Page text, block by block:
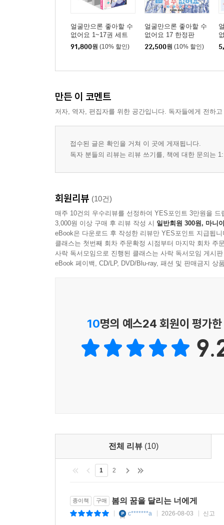
얼굴만으론 좋아할 수
없어요 1~17권 세트
91,800원 (10% 할인)
얼굴만으론 좋아할 수
없어요 17 한정판
22,500원 (10% 할인)
만든 이 코멘트
저자, 역자, 편집자를 위한 공간입니다. 독자들에게 전하
접수된 글은 확인을 거쳐 이 곳에 게재됩니다.
독자 분들의 리뷰는 리뷰 쓰기를, 책에 대한 문의는
회원리뷰 (10건)
매주 10건의 우수리뷰를 선정하여 YES포인트 3만원을 드
3,000원 이상 구매 후 리뷰 작성 시 일반회원 300원, 마니
eBook은 다운로드 후 작성한 리뷰만 YES포인트 지급됩니
클래스는 첫번째 회차 주문확정 시점부터 마지막 회차 주
사락 독서모임으로 진행된 클래스는 사락 독서모임 게시
eBook 페이백, CD/LP, DVD/Blu-ray, 패션 및 판매금지 상
10명의 예스24 회원이 평가
전체 리뷰 (10)
1 2
종이책 구매 봄의 꿈을 달리는 너에게
c*******a 2026-08-03 신고